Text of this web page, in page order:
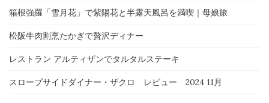
箱根強羅「雪月花」で紫陽花と半露天風呂を満喫｜母娘旅
松阪牛肉割烹たかぎで贅沢ディナー
レストラン アルティザンでタルタルステーキ
スロープサイドダイナー・ザクロ レビュー 2024 11月